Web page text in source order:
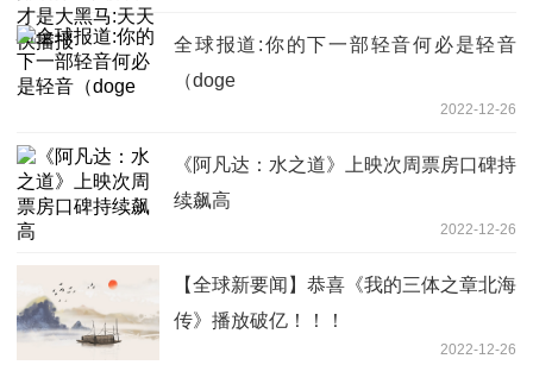
全球报道:你的下一部轻音何必是轻音
（doge
2022-12-26
《阿凡达：水之道》上映次周票房口碑持
续飙高
2022-12-26
【全球新要闻】恭喜《我的三体之章北海
传》播放破亿！！！
2022-12-26